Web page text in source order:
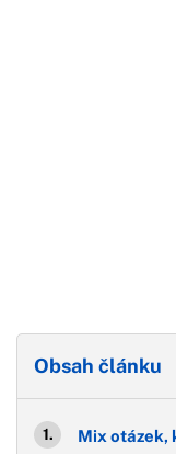
Obsah článku
Mix otázek,